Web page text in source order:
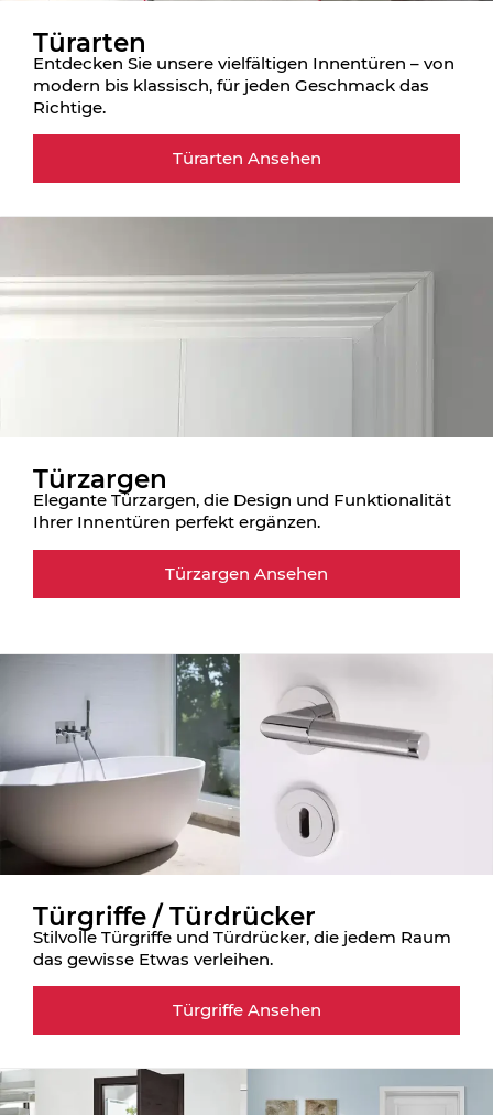
Türarten
Entdecken Sie unsere vielfältigen Innentüren – von
modern bis klassisch, für jeden Geschmack das
Richtige.
Türarten Ansehen
Türzargen
Elegante Türzargen, die Design und Funktionalität
Ihrer Innentüren perfekt ergänzen.
Türzargen Ansehen
Türgriffe / Türdrücker
Stilvolle Türgriffe und Türdrücker, die jedem Raum
das gewisse Etwas verleihen.
Türgriffe Ansehen